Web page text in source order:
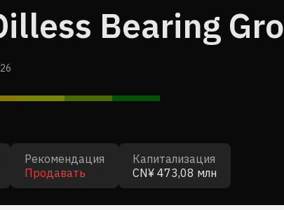
Bearing
Рекомендация
Продавать
Капитализация
CN¥ 473,08 млн